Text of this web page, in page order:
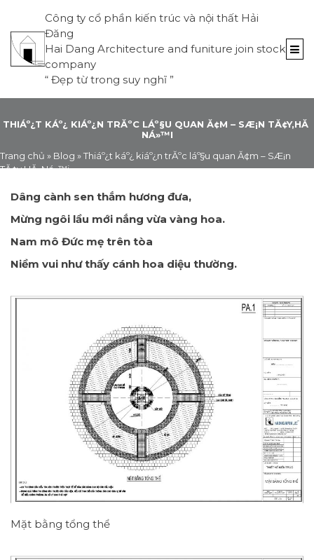
Công ty cổ phần kiến trúc và nội thất Hải
Đăng
Hai Dang Architecture and funiture join stock
company
“ Đẹp từ trong suy nghĩ ”
THIÁº¿T KÁº¿ KIÁº¿N TRĂºC LÁº§U QUAN Ă¢M – SÆ¡N TĂ¢Y,HĂ
NÁ»™I
Trang chủ » Blog »Thiáº¿t káº¿ kiáº¿n trĂºc láº§u quan Ă¢m – SÆ¡n
TĂ¢y,HĂ Ná»™i
Dâng cành sen thắm hương đưa,
Mừng ngôi lầu mới nắng vừa vàng hoa.
Nam mô Đức mẹ trên tòa
Niềm vui như thấy cánh hoa diệu thường.
Mặt bằng tổng thể